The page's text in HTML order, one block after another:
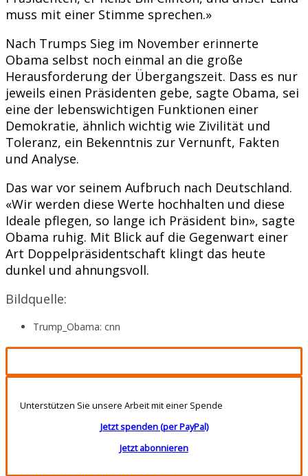
muss mit einer Stimme sprechen.»
Nach Trumps Sieg im November erinnerte
Obama selbst noch einmal an die große
Herausforderung der Übergangszeit. Dass es nur
jeweils einen Präsidenten gebe, sagte Obama, sei
eine der lebenswichtigen Funktionen einer
Demokratie, ähnlich wichtig wie Zivilität und
Toleranz, ein Bekenntnis zur Vernunft, Fakten
und Analyse.
Das war vor seinem Aufbruch nach Deutschland.
«Wir werden diese Werte hochhalten und diese
Ideale pflegen, so lange ich Präsident bin», sagte
Obama ruhig. Mit Blick auf die Gegenwart einer
Art Doppelpräsidentschaft klingt das heute
dunkel und ahnungsvoll.
Bildquelle:
Trump_Obama: cnn
Unterstützen Sie unsere Arbeit mit einer Spende
Jetzt spenden (per PayPal)
Jetzt abonnieren